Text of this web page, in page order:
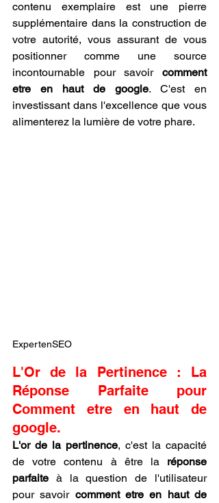
contenu exemplaire est une pierre
supplémentaire dans la construction de
votre autorité, vous assurant de vous
positionner comme une source
incontournable pour savoir comment
etre en haut de google. C'est en
investissant dans l'excellence que vous
alimenterez la lumière de votre phare.
ExpertenSEO
L'Or de la Pertinence : La
Réponse Parfaite pour
Comment etre en haut de
google.
L'or de la pertinence, c'est la capacité
de votre contenu à être la réponse
parfaite à la question de l'utilisateur
pour savoir comment etre en haut de